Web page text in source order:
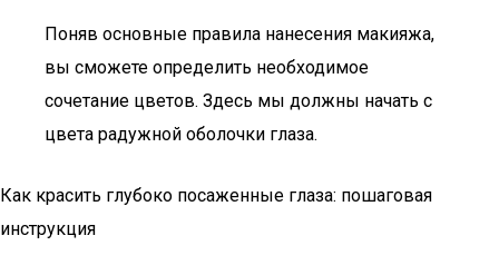
Поняв основные правила нанесения макияжа,
вы сможете определить необходимое
сочетание цветов. Здесь мы должны начать с
цвета радужной оболочки глаза.
Как красить глубоко посаженные глаза: пошаговая
инструкция